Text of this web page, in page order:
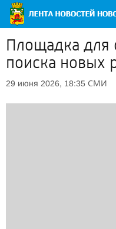
Площадка для
поиска новых
29 июня 2026, 18:35 СМИ